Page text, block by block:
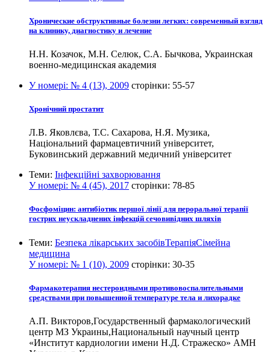
Хронические обструктивные болезни легких: современный взгляд
на клинику, диагностику и лечение
Н.Н. Козачок, М.Н. Селюк, С.А. Бычкова, Украинская
военно-медицинская академия
У номері: № 4 (13), 2009 сторінки: 55-57
Хронічний простатит
Л.В. Яковлєва, Т.С. Сахарова, Н.Я. Музика,
Національний фармацевтичний університет,
Буковинський державний медичний університет
Теми: Інфекційні захворювання
У номері: № 4 (45), 2017 сторінки: 78-85
Фосфоміцин: антибіотик першої лінії для пероральної терапії
гострих неускладнених інфекцій сечовивідних шляхів
Теми: Безпека лікарських засобівТерапіяСімейна
медицина
У номері: № 1 (10), 2009 сторінки: 30-35
Фармакотерапия нестероидными противовоспалительными
средствами при повышенной температуре тела и лихорадке
А.П. Викторов,Государственный фармакологический
центр МЗ Украины,Национальный научный центр
«Институт кардиологии имени Н.Д. Стражеско» АМН